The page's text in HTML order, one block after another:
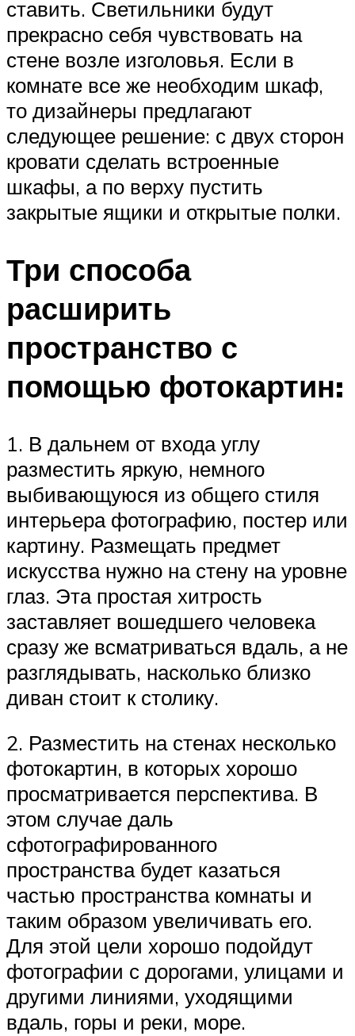
ставить. Светильники будут
прекрасно себя чувствовать на
стене возле изголовья. Если в
комнате все же необходим шкаф,
то дизайнеры предлагают
следующее решение: с двух сторон
кровати сделать встроенные
шкафы, а по верху пустить
закрытые ящики и открытые полки.
Три способа
расширить
пространство с
помощью фотокартин:
1. В дальнем от входа углу
разместить яркую, немного
выбивающуюся из общего стиля
интерьера фотографию, постер или
картину. Размещать предмет
искусства нужно на стену на уровне
глаз. Эта простая хитрость
заставляет вошедшего человека
сразу же всматриваться вдаль, а не
разглядывать, насколько близко
диван стоит к столику.
2. Разместить на стенах несколько
фотокартин, в которых хорошо
просматривается перспектива. В
этом случае даль
сфотографированного
пространства будет казаться
частью пространства комнаты и
таким образом увеличивать его.
Для этой цели хорошо подойдут
фотографии с дорогами, улицами и
другими линиями, уходящими
вдаль, горы и реки, море.